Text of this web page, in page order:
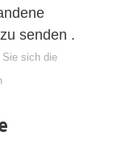
senden .
Sie sich die